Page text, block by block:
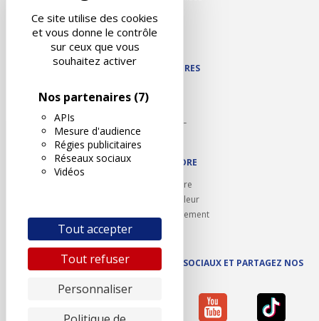
Ce site utilise des cookies
et vous donne le contrôle
sur ceux que vous
souhaitez activer
Nos partenaires (7)
APIs
Mesure d'audience
Régies publicitaires
Réseaux sociaux
Vidéos
Tout accepter
Tout refuser
Personnaliser
Contact
NOS PARTENAIRES
Autodidact
Karoil
Autovision PL
Motovision
NOUS REJOINDRE
Ouvrir un centre
Devenez contrôleur
Carrières et recrutement
SUIVEZ AUTOVISION SUR LES RÉSEAUX SOCIAUX ET PARTAGEZ NOS